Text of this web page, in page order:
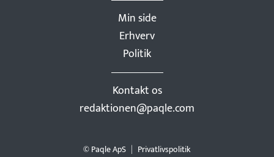
Min side
Erhverv
Politik
Kontakt os
redaktionen@paqle.com
© Paqle ApS
Privatlivspolitik